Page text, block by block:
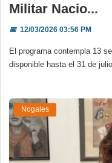
Militar Nacio...
📅12/03/2026 03:56 PM
El programa contempla 13
disponible hasta el 31 de
Nogales